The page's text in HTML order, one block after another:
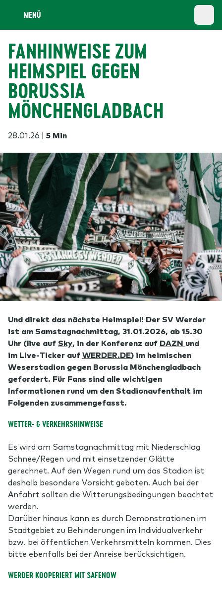
MENÜ
FANHINWEISE ZUM
HEIMSPIEL GEGEN
BORUSSIA
MÖNCHENGLADBACH
28.01.26 | 5 Min
Und direkt das nächste Heimspiel! Der SV Werder
ist am Samstagnachmittag, 31.01.2026, ab 15.30
Uhr (live aufSky, in der Konferenz auf DAZN und
im Live-Ticker aufWERDER.DE) im heimischen
Weserstadion gegen Borussia Mönchengladbach
gefordert. Für Fans sind alle wichtigen
Informationen rund um den Stadionaufenthalt im
Folgenden zusammengefasst.
WETTER- & VERKEHRSHINWEISE
Es wird am Samstagnachmittag mit Niederschlag
Schnee/Regen und mit einsetzender Glätte
gerechnet. Auf den Wegen rund um das Stadion ist
deshalb besondere Vorsicht geboten. Auch bei der
Anfahrt sollten die Witterungsbedingungen beachtet
werden.
Darüber hinaus kann es durch Demonstrationen im
Stadtgebiet zu Behinderungen im Individualverkehr
bzw. bei öffentlichen Verkehrsmitteln kommen. Dies
bitte ebenfalls bei der Anreise berücksichtigen.
WERDER KOOPERIERT MIT SAFENOW